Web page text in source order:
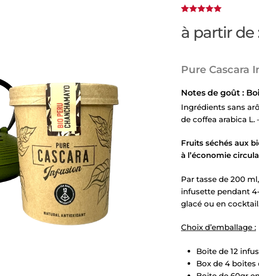
sur 5
basé sur
notation
à partir de
Pure Cascara
Notes de goût :
Ingrédients sans
de coffea arabica L.
Fruits séchés aux
à l’économie
Par tasse de 200
infusette pendant
glacé ou en
Choix d’emballage :
Boite de 12
Box de 4 boites